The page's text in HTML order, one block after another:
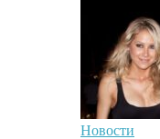
Новости